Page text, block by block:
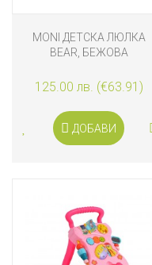
MONI ДЕТСКА ЛЮЛКА
BEAR, БЕЖОВА
125.00 лв. (€63.91)
ДОБАВИ